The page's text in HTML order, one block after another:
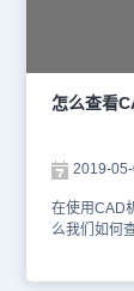
阵列中的项
充的角度：
心点：”，键
列”，分别
“修改”→“实
成了。 第二
框。操作菜
面，首先在
1、在命令
度(Z)]
端点捕捉：
标系-90°，
寸了，这样
标注完全相
转换坐标系
键入Y回车
怎么查看
2019-
在使用CAD
么我们如何